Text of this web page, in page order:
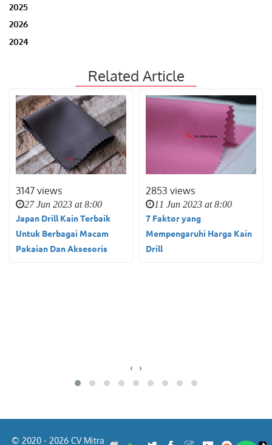
2025
2026
2024
Related Article
3147 views
27 Jun 2023 at 8:00
Japan Drill Kain Terbaik
Untuk Berbagai Macam
Pakaian Dan Aksesoris
2853 views
11 Jun 2023 at 8:00
7 Faktor yang
Mempengaruhi Harga Kain
Drill
‹ ›
© 2020 - 2026 CV Mitra